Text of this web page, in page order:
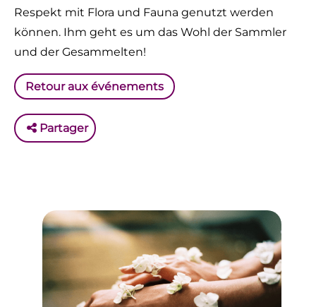
Respekt mit Flora und Fauna genutzt werden
können. Ihm geht es um das Wohl der Sammler
und der Gesammelten!
Retour aux événements
Partager